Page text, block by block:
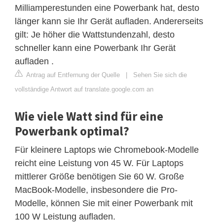
Milliamperestunden eine Powerbank hat, desto
länger kann sie Ihr Gerät aufladen. Andererseits
gilt: Je höher die Wattstundenzahl, desto
schneller kann eine Powerbank Ihr Gerät
aufladen .
Antrag auf Entfernung der Quelle | Sehen Sie sich die
vollständige Antwort auf translate.google.com an
Wie viele Watt sind für eine
Powerbank optimal?
Für kleinere Laptops wie Chromebook-Modelle
reicht eine Leistung von 45 W. Für Laptops
mittlerer Größe benötigen Sie 60 W. Große
MacBook-Modelle, insbesondere die Pro-
Modelle, können Sie mit einer Powerbank mit
100 W Leistung aufladen.